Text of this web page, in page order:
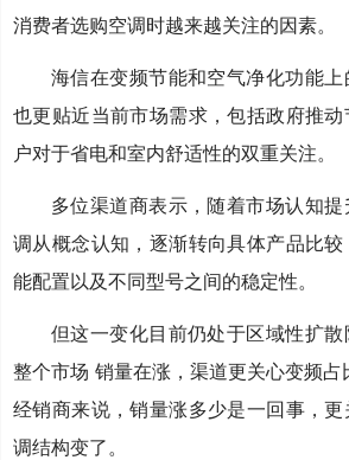
消费者选购空调时越来越关注的因素。
海信在变频节能和空气净化功能
也更贴近当前市场需求，包括政府推
户对于省电和室内舒适性的双重关注。
多位渠道商表示，随着市场认知
调从概念认知，逐渐转向具体产品比
能配置以及不同型号之间的稳定性。
但这一变化目前仍处于区域性扩
整个市场 销量在涨，渠道更关心变频
经销商来说，销量涨多少是一回事，
调结构变了。